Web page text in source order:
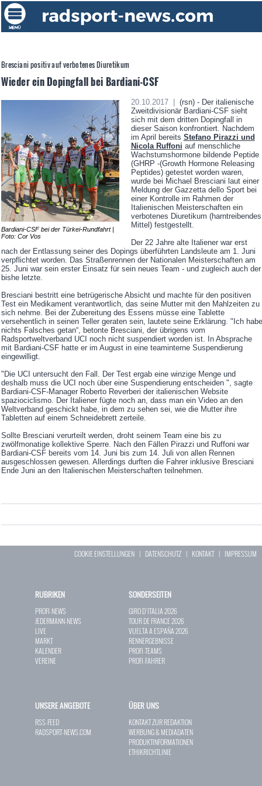
Bresciani positiv auf verbotenes Diuretikum
Wieder ein Dopingfall bei Bardiani-CSF
Bardiani-CSF bei der Türkei-Rundfahrt |
Foto: Cor Vos
20.10.2017 |
(rsn) - Der italienische
Zweitdivisionär Bardiani-CSF sieht
sich mit dem dritten Dopingfall in
dieser Saison konfrontiert. Nachdem
im April bereits Stefano Pirazzi und
Nicola Ruffoni auf menschliche
Wachstumshormone bildende Peptide
(GHRP -(Growth Hormone Releasing
Peptides) getestet worden waren,
wurde bei Michael Bresciani laut einer
Meldung der Gazzetta dello Sport bei
einer Kontrolle im Rahmen der
Italienischen Meisterschaften ein
verbotenes Diuretikum (harntreibendes
Mittel) festgestellt.
Der 22 Jahre alte Italiener war erst
nach der Entlassung seiner des Dopings überführten Landsleute am 1. Juni
verpflichtet worden. Das Straßenrennen der Nationalen Meisterschaften am
25. Juni war sein erster Einsatz für sein neues Team - und zugleich auch der
bishe letzte.
Bresciani bestritt eine betrügerische Absicht und machte für den positiven
Test ein Medikament verantwortlich, das seine Mutter mit den Mahlzeiten zu
sich nehme. Bei der Zubereitung des Essens müsse eine Tablette
versehentlich in seinen Teller geraten sein, lautete seine Erklärung. "Ich habe
nichts Falsches getan“, betonte Bresciani, der übrigens vom
Radsportweltverband UCI noch nicht suspendiert worden ist. In Absprache
mit Bardiani-CSF hatte er im August in eine teaminterne Suspendierung
eingewilligt.
"Die UCI untersucht den Fall. Der Test ergab eine winzige Menge und
deshalb muss die UCI noch über eine Suspendierung entscheiden ", sagte
Bardiani-CSF-Manager Roberto Reverberi der italienischen Website
spaziociclismo. Der Italiener fügte noch an, dass man ein Video an den
Weltverband geschickt habe, in dem zu sehen sei, wie die Mutter ihre
Tabletten auf einem Schneidebrett zerteile.
Sollte Bresciani verurteilt werden, droht seinem Team eine bis zu
zwölfmonatige kollektive Sperre. Nach den Fällen Pirazzi und Ruffoni war
Bardiani-CSF bereits vom 14. Juni bis zum 14. Juli von allen Rennen
ausgeschlossen gewesen. Allerdings durften die Fahrer inklusive Bresciani
Ende Juni an den Italienischen Meisterschaften teilnehmen.
COOKIE EINSTELLUNGEN | DATENSCHUTZ | KONTAKT| IMPRESSUM
RUBRIKEN
PROFI-NEWS
JEDERMANN-NEWS
LIVE
MARKT
KALENDER
VEREINE
SONDERSEITEN
GIRO D`ITALIA 2026
TOUR DE FRANCE 2026
VUELTA A ESPAÑA 2026
RENNERGEBNISSE
PROFI-TEAMS
PROFI-FAHRER
UNSERE ANGEBOTE
RSS-FEED
RADSPORT-NEWS.COM
ÜBER UNS
KONTAKT ZUR REDAKTION
WERBUNG & MEDIADATEN
PRODUKTINFORMATIONEN
ETHIKRICHTLINIE